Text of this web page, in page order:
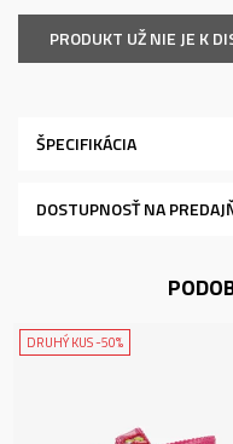
PRODUKT UŽ NIE JE K
ŠPECIFIKÁCIA
DOSTUPNOSŤ NA
DRUHÝ KUS -50%